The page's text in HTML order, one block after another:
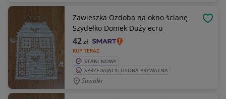
Zawieszka Ozdoba na okno ścianę
Szydełko Domek Duży ecru
KUP TERAZ
42zł
STAN: NOWY
SPRZEDAJĄCY: OSOBA PRYWATNA
Suwałki